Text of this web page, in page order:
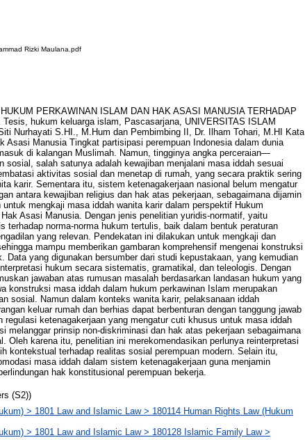
Rizki Maulana.pdf
PERKAWINAN ISLAM DAN HAK ASASI MANUSIA TERHADAP
hukum keluarga islam, Pascasarjana, UNIVERSITAS ISLAM
Nurhayati S.HI., M.Hum dan Pembimbing II, Dr. Ilham Tohari, M.HI Kata
Asasi Manusia Tingkat partisipasi perempuan Indonesia dalam dunia
di kalangan Muslimah. Namun, tingginya angka perceraian—
salah satunya adalah kewajiban menjalani masa iddah sesuai
aktivitas sosial dan menetap di rumah, yang secara praktik sering
karir. Sementara itu, sistem ketenagakerjaan nasional belum mengatur
antara kewajiban religius dan hak atas pekerjaan, sebagaimana dijamin
mengkaji masa iddah wanita karir dalam perspektif Hukum
Asasi Manusia. Dengan jenis penelitian yuridis-normatif, yaitu
terhadap norma-norma hukum tertulis, baik dalam bentuk peraturan
yang relevan. Pendekatan ini dilakukan untuk mengkaji dan
mampu memberikan gambaran komprehensif mengenai konstruksi
Data yang digunakan bersumber dari studi kepustakaan, yang kemudian
hukum secara sistematis, gramatikal, dan teleologis. Dengan
jawaban atas rumusan masalah berdasarkan landasan hukum yang
konstruksi masa iddah dalam hukum perkawinan Islam merupakan
sosial. Namun dalam konteks wanita karir, pelaksanaan iddah
keluar rumah dan berhias dapat berbenturan dengan tanggung jawab
ketenagakerjaan yang mengatur cuti khusus untuk masa iddah
melanggar prinsip non-diskriminasi dan hak atas pekerjaan sebagaimana
Oleh karena itu, penelitian ini merekomendasikan perlunya reinterpretasi
kontekstual terhadap realitas sosial perempuan modern. Selain itu,
masa iddah dalam sistem ketenagakerjaan guna menjamin
hak konstitusional perempuan bekerja.
(S2))
> 1801 Law and Islamic Law > 180114 Human Rights Law (Hukum
> 1801 Law and Islamic Law > 180128 Islamic Family Law >